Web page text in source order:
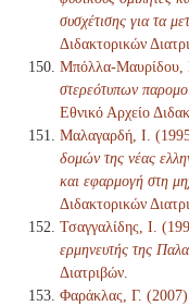
συσχέτισης για τα
Διδακτορικών
Μπόλλα-Μαυρίδου,
στερεότυπων
Εθνικό Αρχείο
Μαλαγαρδή, Ι.
δομών της νέας
και εφαρμογή στη
Διδακτορικών
Τσαγγαλίδης, Ι.
ερμηνευτής της
Διατριβών.
Φαράκλας, Γ. (2007)